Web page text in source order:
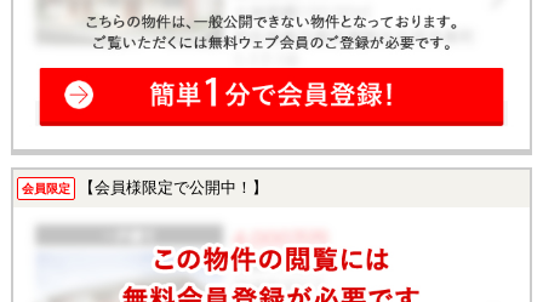
会員限定 【会員様限定で公開中！】